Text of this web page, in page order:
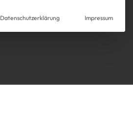
Impressum
AGB
Datenschutzerklärung Impressum